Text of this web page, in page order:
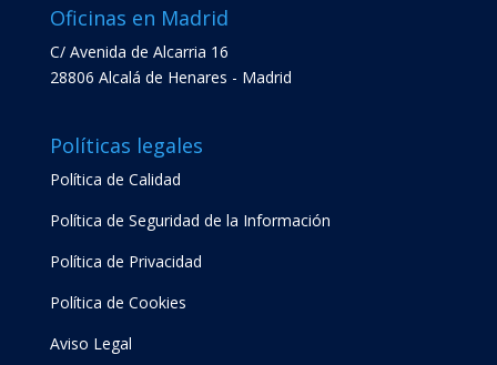
Oficinas en Madrid
C/ Avenida de Alcarria 16
28806 Alcalá de Henares - Madrid
Políticas legales
Política de Calidad
Política de Seguridad de la Información
Política de Privacidad
Política de Cookies
Aviso Legal